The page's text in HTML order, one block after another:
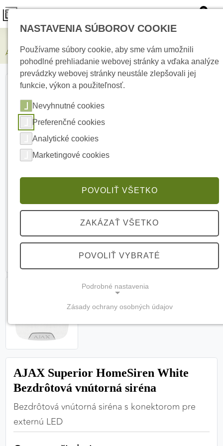
0
AJAX Superior HomeSiren White Bezdrôtová vnútorná siréna
AJAX Superior HomeSiren White
Bezdrôtová vnútorná siréna
Bezdrôtová vnútorná siréna s konektorom pre
externú LED
NASTAVENIA SÚBOROV COOKIE
Používame súbory cookie, aby sme vám umožnili
pohodlné prehliadanie webovej stránky a vďaka analýze
prevádzky webovej stránky neustále zlepšovali jej
funkcie, výkon a použiteľnosť.
Nevyhnutné cookies
Preferenčné cookies
Analytické cookies
Marketingové cookies
POVOLIŤ VŠETKO
ZAKÁZAŤ VŠETKO
POVOLIŤ VYBRATÉ
Podrobné nastavenia
(vždy aktívne, nemožno vypnúť)
Tieto cookies sú potrebné na správne fungovanie
zabezpečiť jej plnú funkčnosť.
Zásady ochrany osobných údajov